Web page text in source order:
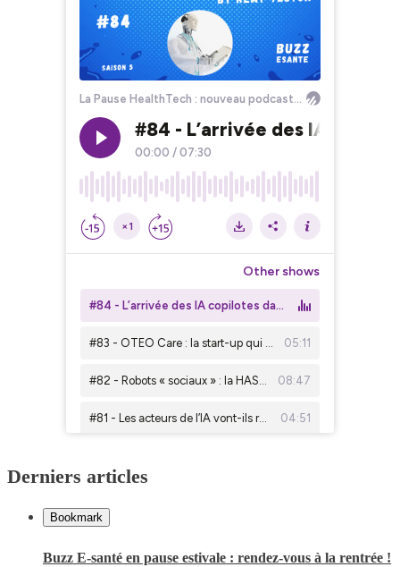
Derniers articles
Bookmark
Buzz E-santé en pause estivale : rendez-vous à la rentrée !